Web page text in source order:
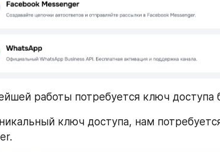
работы потребуется ключ доступа
ключ доступа, нам